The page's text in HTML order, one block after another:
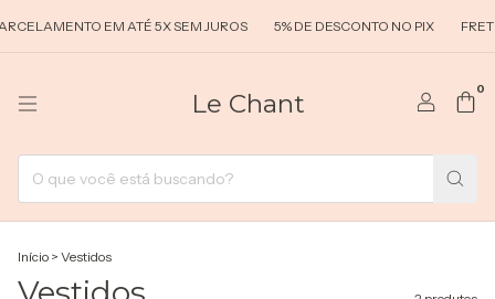
EM ATÉ 5X SEM JUROS 5% DE DESCONTO NO PIX
Le Chant 0
Início > Vestidos